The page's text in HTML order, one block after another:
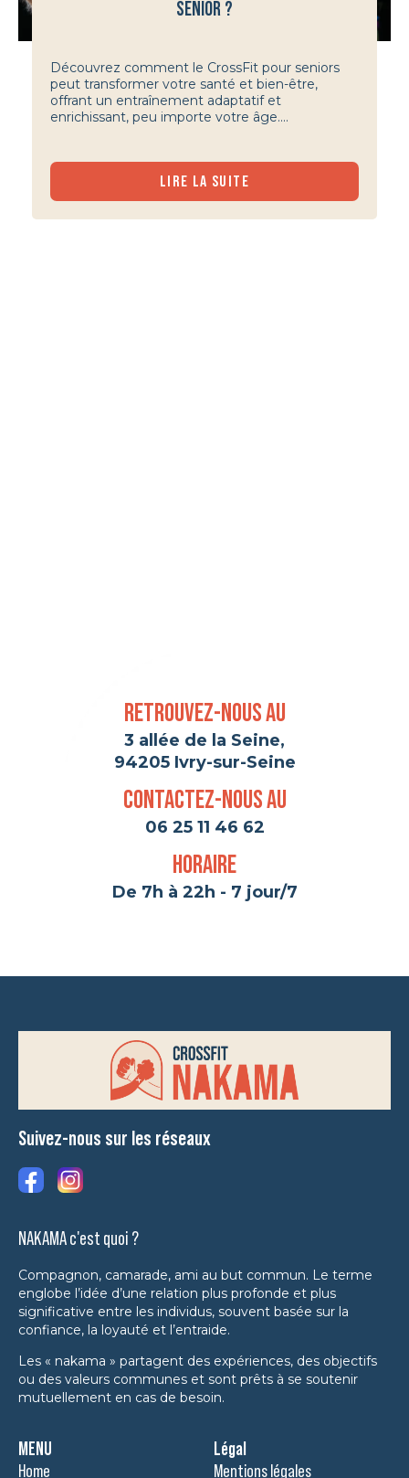
SÉNIOR ?
Découvrez comment le CrossFit pour seniors
peut transformer votre santé et bien-être,
offrant un entraînement adaptatif et
enrichissant, peu importe votre âge....
LIRE LA SUITE
Retrouvez-nous au
3 allée de la Seine,
94205 Ivry-sur-Seine
Contactez-nous au
06 25 11 46 62
Horaire
De 7h à 22h - 7 jour/7
Suivez-nous sur les réseaux
NAKAMA c'est quoi ?
Compagnon, camarade, ami au but commun. Le terme
englobe l’idée d’une relation plus profonde et plus
significative entre les individus, souvent basée sur la
confiance, la loyauté et l’entraide.
Les « nakama » partagent des expériences, des objectifs
ou des valeurs communes et sont prêts à se soutenir
mutuellement en cas de besoin.
MENU
Home
Légal
Mentions légales